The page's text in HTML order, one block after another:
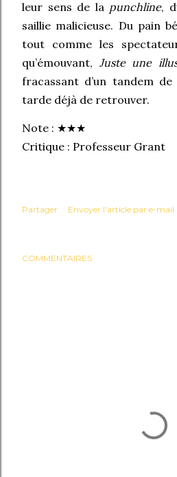
leur sens de la punchline,
saillie malicieuse. Du pain
tout comme les
qu’émouvant, Juste une
fracassant d’un tandem de
tarde déjà de retrouver.
Note : ★★★
Critique : Professeur Grant
Partager Envoyer l'article par e-mail
COMMENTAIRES